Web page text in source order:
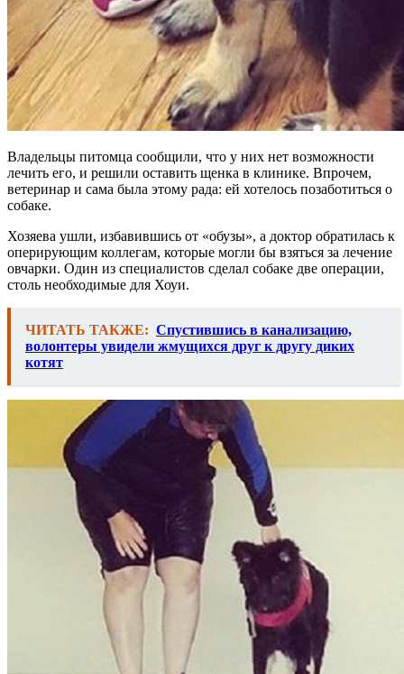
Владельцы питомца сообщили, что у них нет возможности
лечить его, и решили оставить щенка в клинике. Впрочем,
ветеринар и сама была этому рада: ей хотелось позаботиться о
собаке.
Хозяева ушли, избавившись от «обузы», а доктор обратилась к
оперирующим коллегам, которые могли бы взяться за лечение
овчарки. Один из специалистов сделал собаке две операции,
столь необходимые для Хоуи.
ЧИТАТЬ ТАКЖЕ: Спустившись в канализацию,
волонтеры увидели жмущихся друг к другу диких
котят